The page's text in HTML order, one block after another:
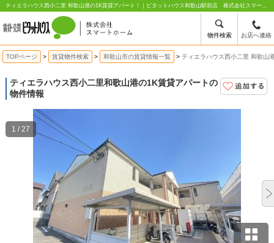
物件検索 お店へ連絡
ティエラハウス西小二里 和歌山港の1K賃貸アパート！｜ピタットハウス和歌山駅前店 株式会社スマートホーム
TOPページ 賃貸物件検索 和歌山市の賃貸情報一覧 ティエラハウス西小二里 和歌山
ティエラハウス西小二里和歌山港の1K賃貸アパートの
物件情報
1 / 27